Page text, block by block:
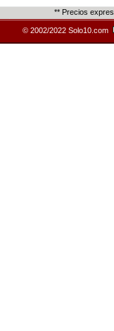
** Precios
© 2002/2022 Solo10.com